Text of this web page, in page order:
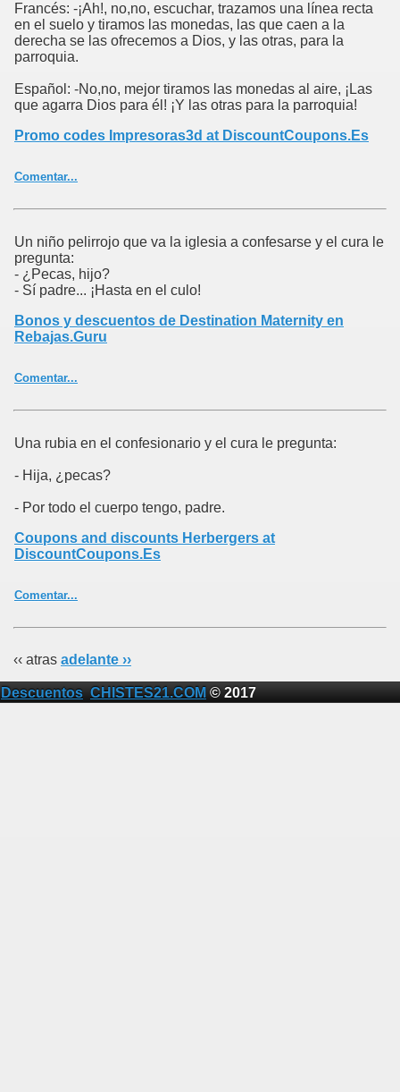
Francés: -¡Ah!, no,no, escuchar, trazamos una línea recta
en el suelo y tiramos las monedas, las que caen a la
derecha se las ofrecemos a Dios, y las otras, para la
parroquia.
Español: -No,no, mejor tiramos las monedas al aire, ¡Las
que agarra Dios para él! ¡Y las otras para la parroquia!
Promo codes Impresoras3d at DiscountCoupons.Es
Comentar...
Un niño pelirrojo que va la iglesia a confesarse y el cura le
pregunta:
- ¿Pecas, hijo?
- Sí padre... ¡Hasta en el culo!
Bonos y descuentos de Destination Maternity en
Rebajas.Guru
Comentar...
Una rubia en el confesionario y el cura le pregunta:
- Hija, ¿pecas?
- Por todo el cuerpo tengo, padre.
Coupons and discounts Herbergers at
DiscountCoupons.Es
Comentar...
‹‹ atras adelante ››
Descuentos CHISTES21.COM © 2017